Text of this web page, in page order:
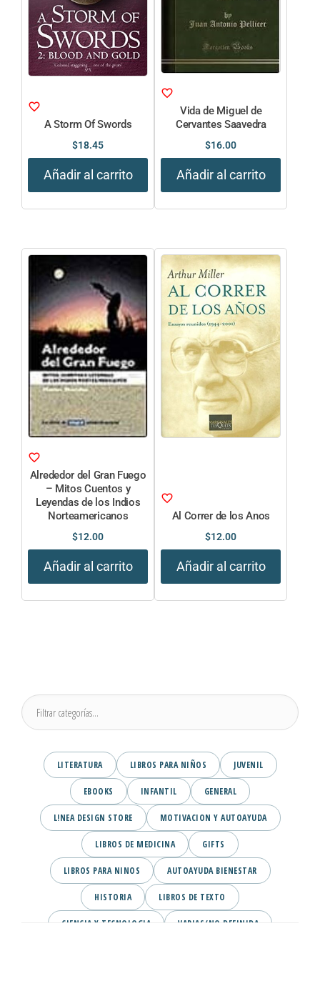
A Storm Of Swords
$18.45
Añadir al carrito
Vida de Miguel de
Cervantes Saavedra
$16.00
Añadir al carrito
Alrededor del Gran Fuego
– Mitos Cuentos y
Leyendas de los Indios
Norteamericanos
$12.00
Añadir al carrito
Al Correr de los Anos
$12.00
Añadir al carrito
LITERATURA LIBROS PARA NIÑOS JUVENIL
EBOOKS INFANTIL GENERAL
L!NEA DESIGN STORE MOTIVACION Y AUTOAYUDA
LIBROS DE MEDICINA GIFTS
LIBROS PARA NINOS AUTOAYUDA BIENESTAR
HISTORIA LIBROS DE TEXTO
CIENCIA Y TECNOLOGIA VARIAS/NO DEFINIDA